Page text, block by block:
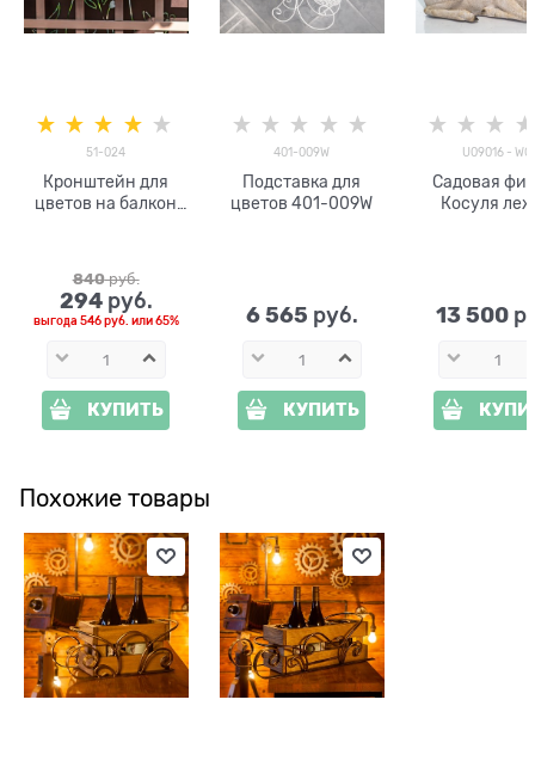
51-024
Кронштейн для
цветов на балкон
840 руб.
294 руб.
выгода 546 руб. или65%
КУПИТЬ
401-009W
Подставка для
цветов 401-009W
6 565 руб.
КУПИТЬ
U09016 - WG
Садовая
Косуля
13 500
Похожие товары